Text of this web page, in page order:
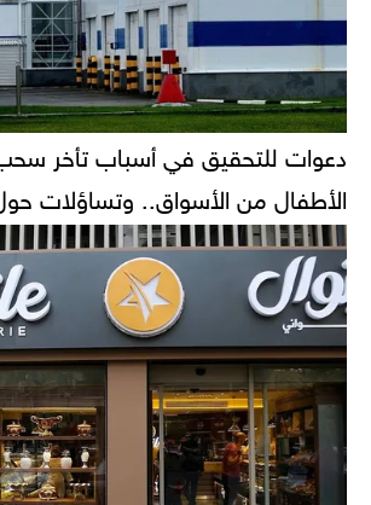
دعوات للتحقيق في أسباب تأخر
الأطفال من الأسواق.. وتساؤلات